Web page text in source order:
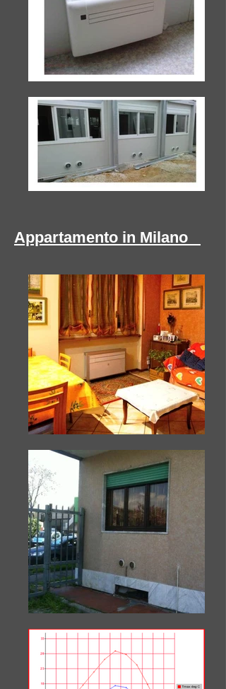
Appartamento in Milano